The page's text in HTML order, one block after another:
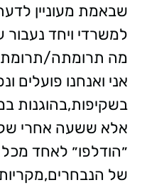
שבאמת מעוניין
למשרדי ויחד
מה תרומתה/
אני ואנחנו פועלים
בשקיפות,בהוגנות
אלא ששעה אחרי
״הודלפו״ לאחד
של